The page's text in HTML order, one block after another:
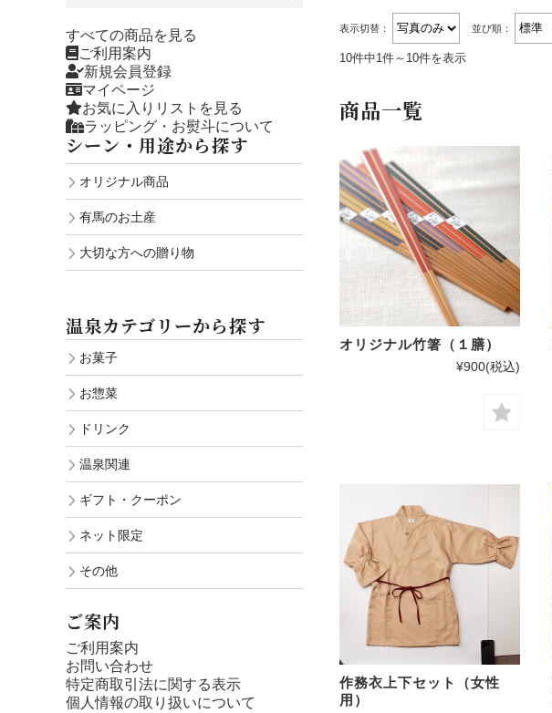
表示切替： 並び順：
10件中1件～10件を表示
商品一覧
オリジナル竹箸（１膳）
¥900(税込)
作務衣上下セット（女性
用）
すべての商品を見る
ご利用案内
新規会員登録
マイページ
お気に入りリストを見る
ラッピング・お熨斗について
シーン・用途から探す
オリジナル商品
有馬のお土産
大切な方への贈り物
温泉カテゴリーから探す
お菓子
お惣菜
ドリンク
温泉関連
ギフト・クーポン
ネット限定
その他
ご案内
ご利用案内
お問い合わせ
特定商取引法に関する表示
個人情報の取り扱いについて